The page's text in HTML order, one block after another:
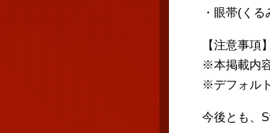
・眼帯(く
【注意事項】
※本掲載内
※デフォル
今後とも、